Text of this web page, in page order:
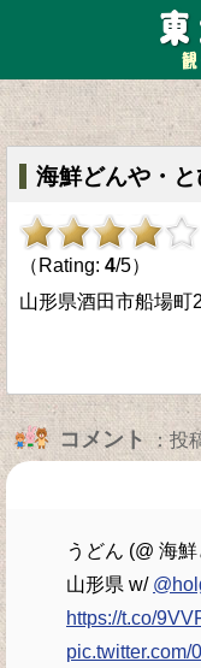
海鮮どんや・と
（Rating: 4/5）
山形県酒田市船場町
コメント：投
うどん (@ 海
山形県 w/
https://t.co/
pic.twitter.com/